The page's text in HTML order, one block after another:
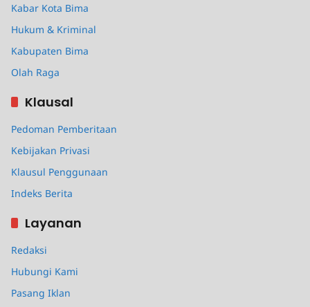
Kabar Kota Bima
Hukum & Kriminal
Kabupaten Bima
Olah Raga
Klausal
Pedoman Pemberitaan
Kebijakan Privasi
Klausul Penggunaan
Indeks Berita
Layanan
Redaksi
Hubungi Kami
Pasang Iklan